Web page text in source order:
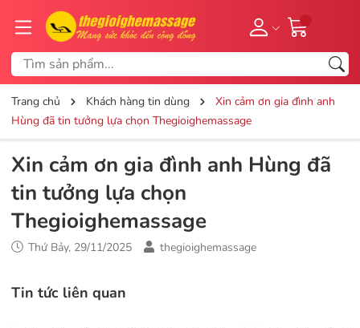
Trang chủ Khách hàng tin dùng
Xin cảm ơn gia đình anh
Hùng đã tin tưởng lựa chọn Thegioighemassage
Xin cảm ơn gia đình anh Hùng đã
tin tưởng lựa chọn
Thegioighemassage
Thứ Bảy, 29/11/2025 thegioighemassage
Tin tức liên quan